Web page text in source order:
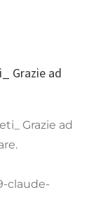
Grazie ad
Grazie ad
claude-